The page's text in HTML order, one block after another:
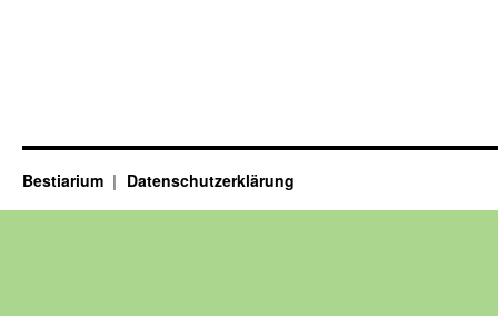
Bestiarium Datenschutzerklärung